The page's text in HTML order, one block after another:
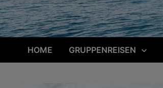
HOME GRUPPENREISEN